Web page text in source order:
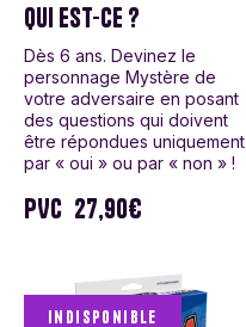
QUI EST-CE ?
Dès 6 ans. Devinez le
personnage Mystère de
votre adversaire en posant
des questions qui doivent
être répondues uniquement
par « oui » ou par « non » !
PVC 27,90€
Indisponible